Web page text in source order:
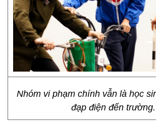
Nhóm vi phạm chính vẫn là học
đạp điện đến trường.